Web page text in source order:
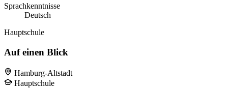
Sprachkenntnisse
Deutsch
Hauptschule
Auf einen Blick
Hamburg-Altstadt
Hauptschule